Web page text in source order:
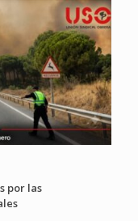
por las